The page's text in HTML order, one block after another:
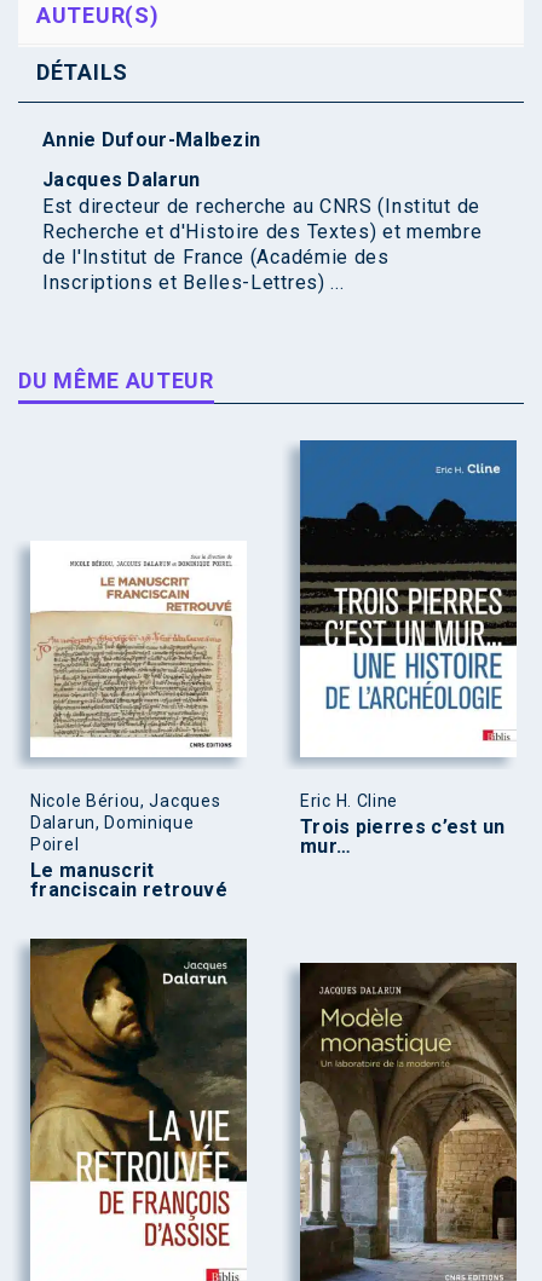
AUTEUR(S)
DÉTAILS
Annie Dufour-Malbezin
Jacques Dalarun
Est directeur de recherche au CNRS (Institut de
Recherche et d'Histoire des Textes) et membre
de l'Institut de France (Académie des
Inscriptions et Belles-Lettres) ...
DU MÊME AUTEUR
Nicole Bériou, Jacques
Dalarun, Dominique
Poirel
Le manuscrit
franciscain retrouvé
Eric H. Cline
Trois pierres c’est un
mur…